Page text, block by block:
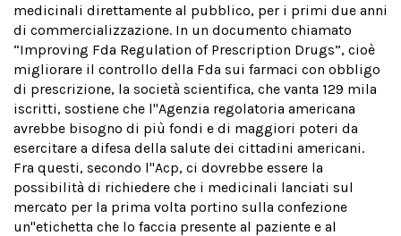
medicinali direttamente al pubblico, per i primi due anni
di commercializzazione. In un documento chiamato
“Improving Fda Regulation of Prescription Drugs”, cioè
migliorare il controllo della Fda sui farmaci con obbligo
di prescrizione, la società scientifica, che vanta 129 mila
iscritti, sostiene che l''Agenzia regolatoria americana
avrebbe bisogno di più fondi e di maggiori poteri da
esercitare a difesa della salute dei cittadini americani.
Fra questi, secondo l''Acp, ci dovrebbe essere la
possibilità di richiedere che i medicinali lanciati sul
mercato per la prima volta portino sulla confezione
un''etichetta che lo faccia presente al paziente e al